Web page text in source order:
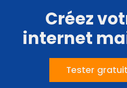
Créez
internet
Tester